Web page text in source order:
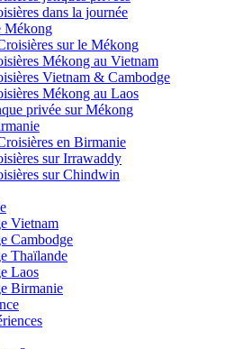
dans la journée
Mékong
sur le Mékong
Mékong au Vietnam
Vietnam & Cambodge
Mékong au Laos
privée sur Mékong
en Birmanie
sur Irrawaddy
sur Chindwin
Vietnam
Cambodge
Thaïlande
Laos
Birmanie